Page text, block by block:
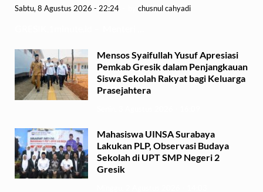
Sabtu, 8 Agustus 2026 - 22:24 chusnul cahyadi
Mensos Syaifullah Yusuf Apresiasi
Pemkab Gresik dalam Penjangkauan
Siswa Sekolah Rakyat bagi Keluarga
Prasejahtera
Mahasiswa UINSA Surabaya
Lakukan PLP, Observasi Budaya
Sekolah di UPT SMP Negeri 2
Gresik